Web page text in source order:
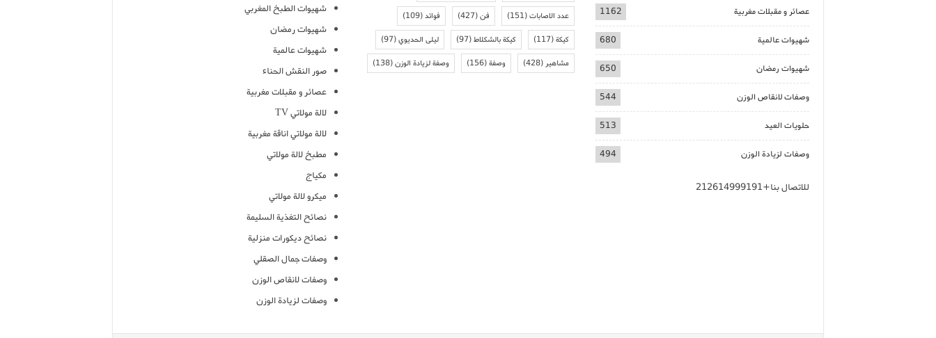
عصائر و مقبلات مغربية 1162
شهيوات عالمية 680
شهيوات رمضان 650
وصفات لانقاص الوزن 544
حلويات العيد 513
وصفات لزيادة الوزن 494
للاتصال بنا+212614999191
عدد الاصابات(151) فن(427) فوائد(109)
كيكة(117) كيكة بالشكلاط(97) ليلى الحديوي(97)
مشاهير(428) وصفة(156) وصفة لزيادة الوزن(138)
شهيوات الطبخ المغربي
شهيوات رمضان
شهيوات عالمية
صور النقش الحناء
عصائر و مقبلات مغربية
لالة مولاتي TV
لالة مولاتي اناقة مغربية
مطبخ لالة مولاتي
مكياج
ميكرو لالة مولاتي
نصائح التغذية السليمة
نصائح ديكورات منزلية
وصفات جمال الصقلي
وصفات لانقاص الوزن
وصفات لزيادة الوزن